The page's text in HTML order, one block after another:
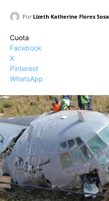
Por Lizeth Katherine Flores Sosa
Cuota
Facebook
X
Pinterest
WhatsApp